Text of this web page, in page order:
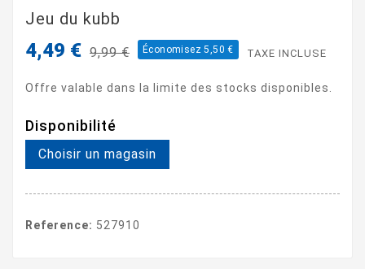
Jeu du kubb
4,49 € 9,99 € Économisez 5,50 € TAXE INCLUSE
Offre valable dans la limite des stocks disponibles.
Disponibilité
Choisir un magasin
Reference: 527910